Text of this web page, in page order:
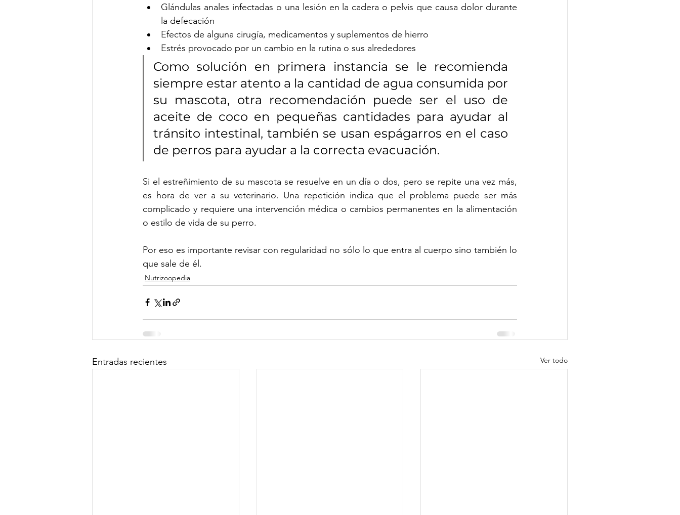
Glándulas anales infectadas o una lesión en la cadera o pelvis que causa dolor durante
la defecación
Efectos de alguna cirugía, medicamentos y suplementos de hierro
Estrés provocado por un cambio en la rutina o sus alrededores
Como solución en primera instancia se le recomienda
siempre estar atento a la cantidad de agua consumida por
su mascota, otra recomendación puede ser el uso de
aceite de coco en pequeñas cantidades para ayudar al
tránsito intestinal, también se usan espágarros en el caso
de perros para ayudar a la correcta evacuación.
Si el estreñimiento de su mascota se resuelve en un día o dos, pero se repite una vez más,
es hora de ver a su veterinario. Una repetición indica que el problema puede ser más
complicado y requiere una intervención médica o cambios permanentes en la alimentación
o estilo de vida de su perro.
Por eso es importante revisar con regularidad no sólo lo que entra al cuerpo sino también lo
que sale de él.
Nutrizoopedia
Entradas recientes Ver todo